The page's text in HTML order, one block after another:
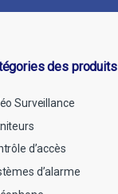
des produits
Surveillance
d’accès
d’alarme